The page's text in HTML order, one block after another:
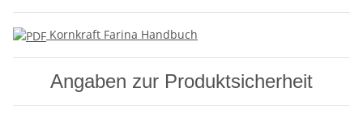
Kornkraft Farina Handbuch
Angaben zur Produktsicherheit